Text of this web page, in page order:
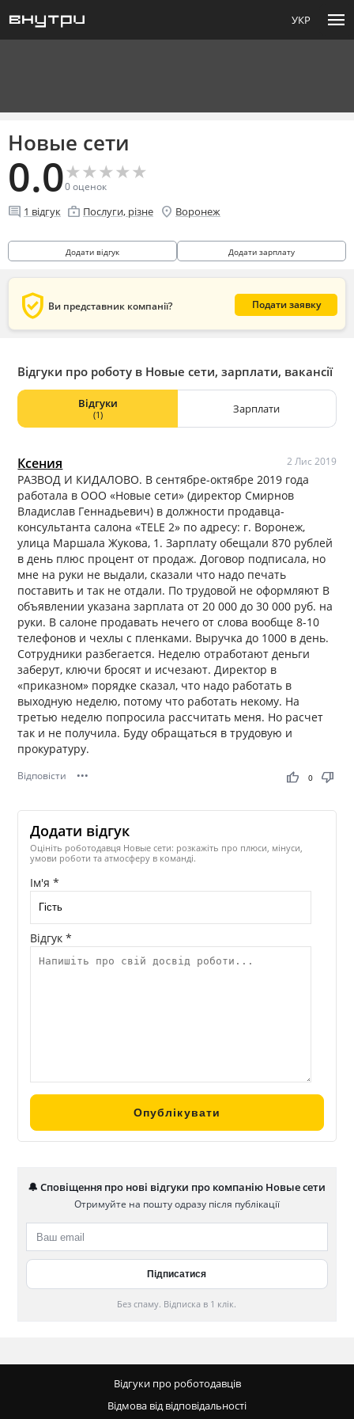
УКР menu
Новые сети
0.0★
★★
★★
★★
★★
★
0оценок
comment 1 відгук enterprise Послуги, різне location_on Воронеж
Додати відгук Додати зарплату
verified_user Ви представник компанії? Подати заявку
Відгуки про роботу в Новые сети, зарплати, вакансії
Відгуки
(1) Зарплати
Ксения 2 Лис 2019
РАЗВОД И КИДАЛОВО. В сентябре-октябре 2019 года
работала в ООО «Новые сети» (директор Смирнов
Владислав Геннадьевич) в должности продавца-
консультанта салона «TELE 2» по адресу: г. Воронеж,
улица Маршала Жукова, 1. Зарплату обещали 870 рублей
в день плюс процент от продаж. Договор подписала, но
мне на руки не выдали, сказали что надо печать
поставить и так не отдали. По трудовой не оформляют В
объявлении указана зарплата от 20 000 до 30 000 руб. на
руки. В салоне продавать нечего от слова вообще 8-10
телефонов и чехлы с пленками. Выручка до 1000 в день.
Сотрудники разбегается. Неделю отработают деньги
заберут, ключи бросят и исчезают. Директор в
«приказном» порядке сказал, что надо работать в
выходную неделю, потому что работать некому. На
третью неделю попросила рассчитать меня. Но расчет
так и не получила. Буду обращаться в трудовую и
прокуратуру.
Відповісти ••• thumb_up thumb_down
0
Додати відгук
Оцініть роботодавця Новые сети: розкажіть про плюси, мінуси,
умови роботи та атмосферу в команді.
Ім'я *
Відгук *
🔔 Сповіщення про нові відгуки про компанію Новые сети
Отримуйте на пошту одразу після публікації
Без спаму. Відписка в 1 клік.
Відгуки про роботодавців
Відмова від відповідальності